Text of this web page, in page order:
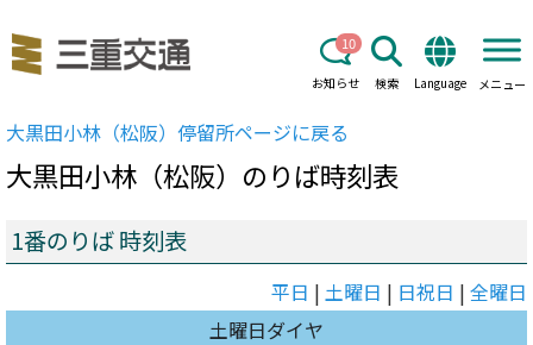
お知らせ
10
検索 Language メニュー
大黒田小林（松阪） 停留所ページに戻る
大黒田小林（松阪） のりば時刻表
1番のりば 時刻表
平日 | 土曜日 | 日祝日 | 全曜日
土曜日ダイヤ